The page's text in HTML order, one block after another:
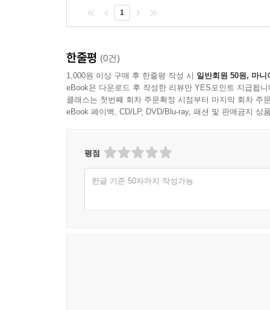
전환한다.
시민으로 거듭나는 길이다. 동시에 오랜 시간 무
이것은 모두를 위한 것입니다
AI 시대, 웹을 다시 인간에게 돌려주다
“이것은 모두를 위한 것입니다.”
그 선언은 단순한 슬로건이 아니었다. 웹은 특정
클릭 한두 번으로 연결되는 세상. 인류 역사상 이
1
한줄평 (0건)
1,000원 이상 구매 후 한줄평 작성 시 일반회원 50원, 마니
eBook은 다운로드 후 작성한 리뷰만 YES포인트 지급됩니
클래스는 첫번째 회차 주문확정 시점부터 마지막 회차 주
eBook 페이백, CD/LP, DVD/Blu-ray, 패션 및 판매금지 상
평점
한글 기준 50자까지 작성가능